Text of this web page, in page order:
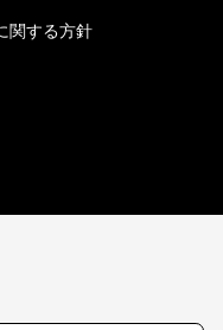
関する方針